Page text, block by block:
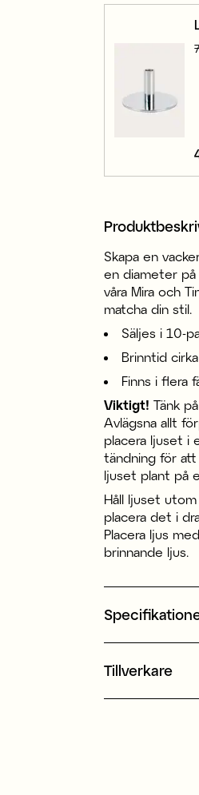
Skapa en
en diameter på
våra Mira och
matcha din stil.
Säljes i 10-
Brinntid
Finns i flera
Viktigt! Tänk
Avlägsna allt
placera ljuset i
tändning för att
ljuset plant på
Håll ljuset
placera det i
Placera ljus
brinnande ljus.
Tillverkare